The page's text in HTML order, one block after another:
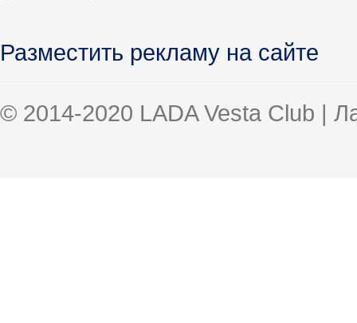
Разместить рекламу на сайте
© 2014-2020 LADA Vesta Club |